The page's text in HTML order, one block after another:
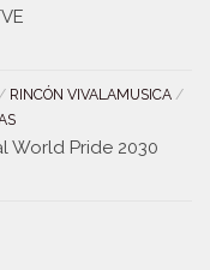
RINCÓN VIVALAMUSICA /
World Pride 2030